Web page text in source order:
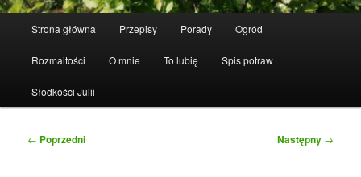
Strona główna Przepisy Porady Ogród
Rozmaitości O mnie To lubię Spis potraw
Słodkości Julii
Nawigacja
← Poprzedni Następny →